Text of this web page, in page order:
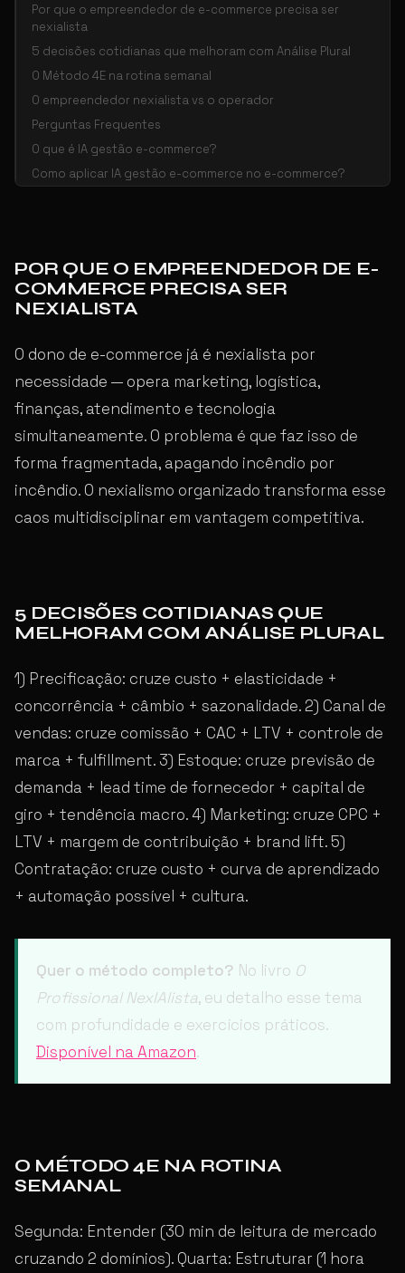
Por que o empreendedor de e-commerce precisa ser
nexialista
5 decisões cotidianas que melhoram com Análise Plural
O Método 4E na rotina semanal
O empreendedor nexialista vs o operador
Perguntas Frequentes
O que é IA gestão e-commerce?
Como aplicar IA gestão e-commerce no e-commerce?
POR QUE O EMPREENDEDOR DE E-
COMMERCE PRECISA SER
NEXIALISTA
O dono de e-commerce já é nexialista por
necessidade — opera marketing, logística,
finanças, atendimento e tecnologia
simultaneamente. O problema é que faz isso de
forma fragmentada, apagando incêndio por
incêndio. O nexialismo organizado transforma esse
caos multidisciplinar em vantagem competitiva.
5 DECISÕES COTIDIANAS QUE
MELHORAM COM ANÁLISE PLURAL
1) Precificação: cruze custo + elasticidade +
concorrência + câmbio + sazonalidade. 2) Canal de
vendas: cruze comissão + CAC + LTV + controle de
marca + fulfillment. 3) Estoque: cruze previsão de
demanda + lead time de fornecedor + capital de
giro + tendência macro. 4) Marketing: cruze CPC +
LTV + margem de contribuição + brand lift. 5)
Contratação: cruze custo + curva de aprendizado
+ automação possível + cultura.
Quer o método completo? No livro O
Profissional NexIAlista, eu detalho esse tema
com profundidade e exercícios práticos.
Disponível na Amazon.
O MÉTODO 4E NA ROTINA
SEMANAL
Segunda: Entender (30 min de leitura de mercado
cruzando 2 domínios). Quarta: Estruturar (1 hora